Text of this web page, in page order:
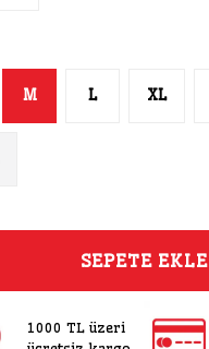
M L XL
SEPETE EKLE
1000 TL üzeri